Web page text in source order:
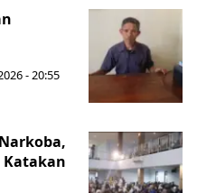
- 20:55
Katakan